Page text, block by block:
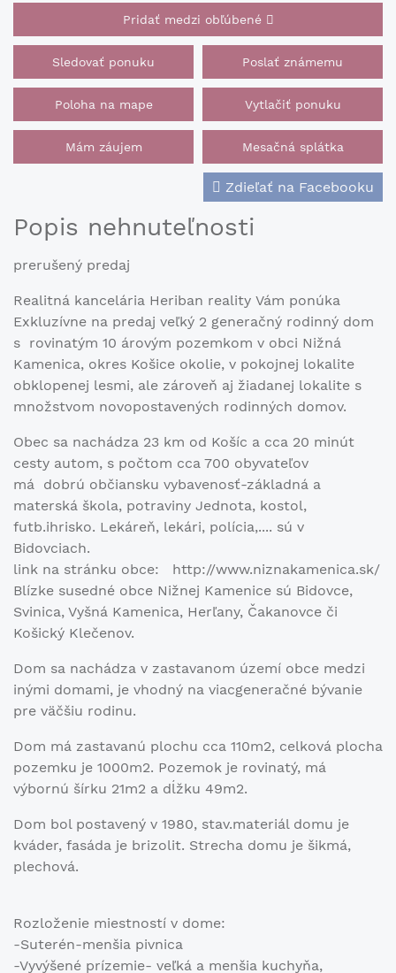
Pridať medzi obľúbené
Sledovať ponuku Poslať známemu
Poloha na mape Vytlačiť ponuku
Mám záujem Mesačná splátka
Popis nehnuteľnosti
Zdieľať na Facebooku
prerušený predaj
Realitná kancelária Heriban reality Vám ponúka
Exkluzívne na predaj veľký 2 generačný rodinný dom
s rovinatým 10 árovým pozemkom v obci Nižná
Kamenica, okres Košice okolie, v pokojnej lokalite
obklopenej lesmi, ale zároveň aj žiadanej lokalite s
množstvom novopostavených rodinných domov.
Obec sa nachádza 23 km od Košíc a cca 20 minút
cesty autom, s počtom cca 700 obyvateľov
má dobrú občiansku vybavenosť-základná a
materská škola, potraviny Jednota, kostol,
futb.ihrisko. Lekáreň, lekári, polícia,.... sú v
Bidovciach.
link na stránku obce: http://www.niznakamenica.sk/
Blízke susedné obce Nižnej Kamenice sú Bidovce,
Svinica, Vyšná Kamenica, Herľany, Čakanovce či
Košický Klečenov.
Dom sa nachádza v zastavanom území obce medzi
inými domami, je vhodný na viacgeneračné bývanie
pre väčšiu rodinu.
Dom má zastavanú plochu cca 110m2, celková plocha
pozemku je 1000m2. Pozemok je rovinatý, má
výbornú šírku 21m2 a dĺžku 49m2.
Dom bol postavený v 1980, stav.materiál domu je
kváder, fasáda je brizolit. Strecha domu je šikmá,
plechová.
Rozloženie miestností v dome:
-Suterén-menšia pivnica
-Vyvýšené prízemie- veľká a menšia kuchyňa,